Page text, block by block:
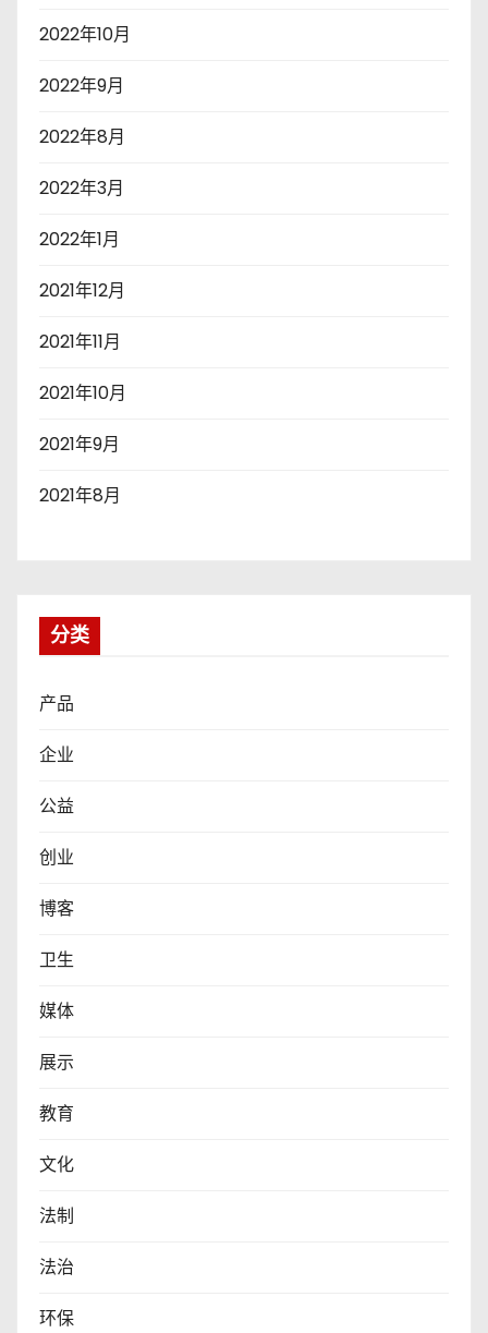
2022年10月
2022年9月
2022年8月
2022年3月
2022年1月
2021年12月
2021年11月
2021年10月
2021年9月
2021年8月
分类
产品
企业
公益
创业
博客
卫生
媒体
展示
教育
文化
法制
法治
环保